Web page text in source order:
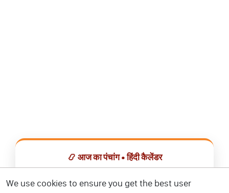
📿 आज का पंचांग • हिंदी कैलेंडर
We use cookies to ensure you get the best user